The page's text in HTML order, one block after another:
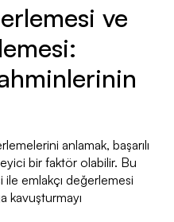
ve
anlamak, başarılı
bir faktör olabilir. Bu
emlakçı değerlemesi
kavuşturmayı